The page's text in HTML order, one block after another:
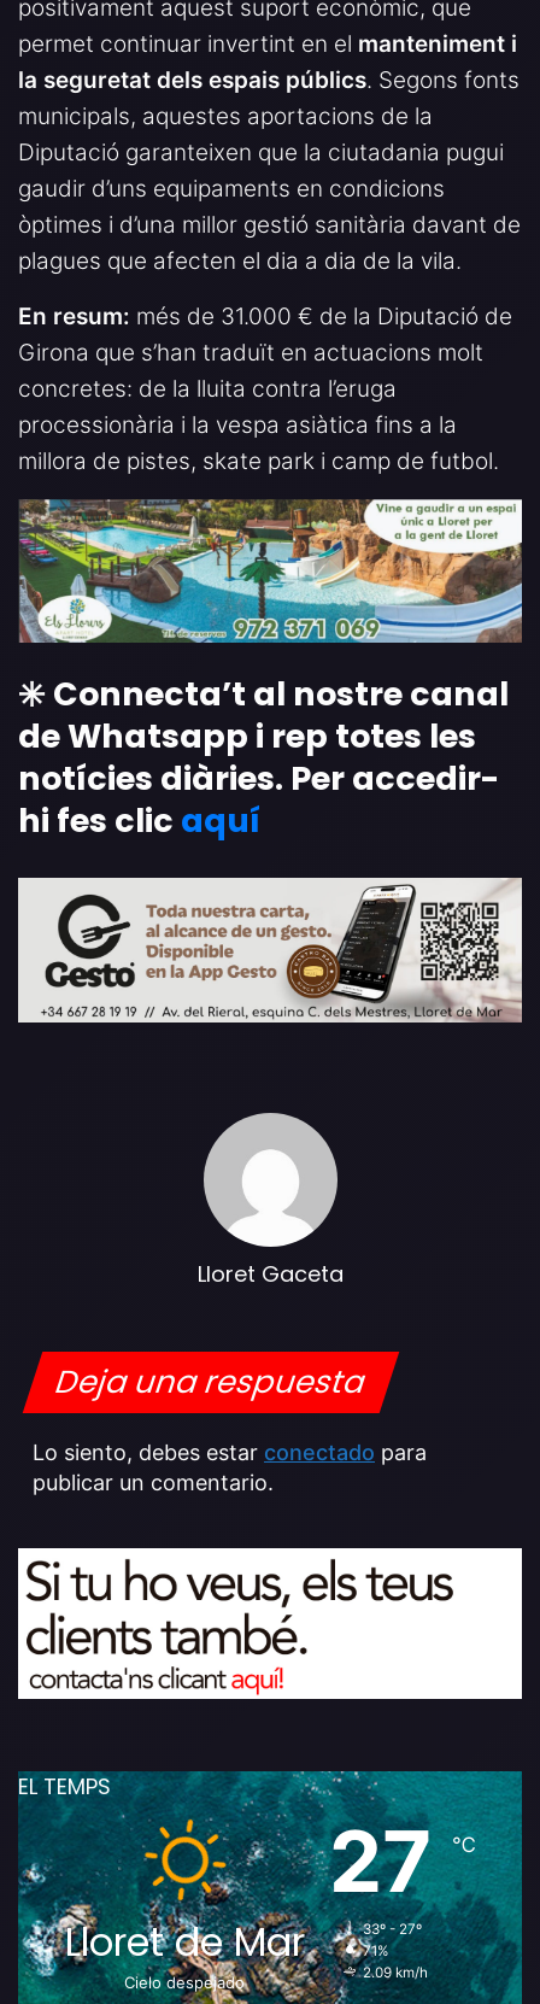
positivament aquest suport econòmic, que
permet continuar invertint en el manteniment i
la seguretat dels espais públics. Segons fonts
municipals, aquestes aportacions de la
Diputació garanteixen que la ciutadania pugui
gaudir d’uns equipaments en condicions
òptimes i d’una millor gestió sanitària davant de
plagues que afecten el dia a dia de la vila.
En resum: més de 31.000 € de la Diputació de
Girona que s’han traduït en actuacions molt
concretes: de la lluita contra l’eruga
processionària i la vespa asiàtica fins a la
millora de pistes, skate park i camp de futbol.
✳️ Connecta’t al nostre canal
de Whatsapp i rep totes les
notícies diàries. Per accedir-
hi fes clic aquí
Lloret Gaceta
Deja una respuesta
Lo siento, debes estar conectado para
publicar un comentario.
EL TEMPS
Lloret de Mar
Cielo despejado
27℃
33º - 27º
71%
2.09 km/h